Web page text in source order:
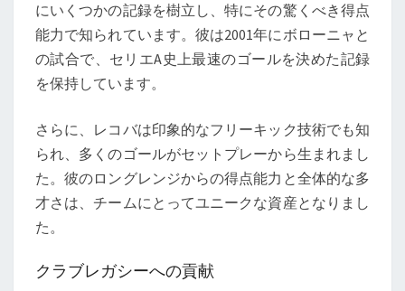
にいくつかの記録を樹立し、特にその驚くべき得点
能力で知られています。彼は2001年にボローニャと
の試合で、セリエA史上最速のゴールを決めた記録
を保持しています。
さらに、レコバは印象的なフリーキック技術でも知
られ、多くのゴールがセットプレーから生まれまし
た。彼のロングレンジからの得点能力と全体的な多
才さは、チームにとってユニークな資産となりまし
た。
クラブレガシーへの貢献